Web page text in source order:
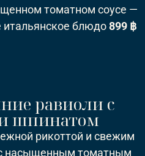
томатном соусе —
итальянское блюдо899 ฿
равиоли с
шпинатом
рикоттой и свежим
насыщенным томатным